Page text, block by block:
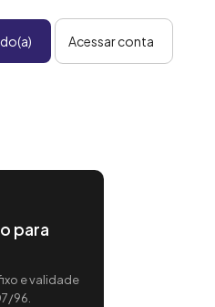
Acessar conta
para
e validade
96.